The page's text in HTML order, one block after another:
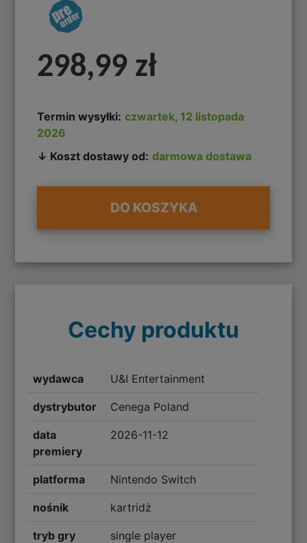
298,99 zł
Termin wysyłki: czwartek, 12 listopada
2026
↓ Koszt dostawy od: darmowa dostawa
DO KOSZYKA
Cechy produktu
wydawca U&I Entertainment
dystrybutor Cenega Poland
data
premiery
2026-11-12
platforma Nintendo Switch
nośnik kartridż
tryb gry single player